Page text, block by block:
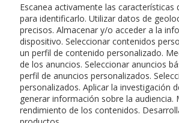
Escanea activamente las características
para identificarlo. Utilizar datos de
precisos. Almacenar y/o acceder a la
dispositivo. Seleccionar contenidos
un perfil de contenido personalizado.
de los anuncios. Seleccionar anuncios
perfil de anuncios personalizados.
personalizados. Aplicar la investigación
generar información sobre la audiencia.
rendimiento de los contenidos.